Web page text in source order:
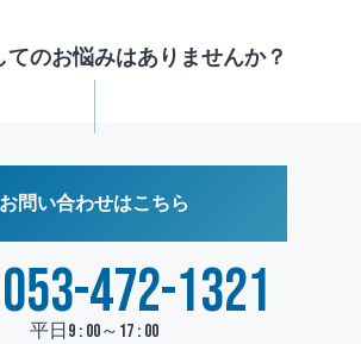
てのお悩みはありませんか？
お問い合わせはこちら
053-472-1321
平日9 : 00～17 : 00